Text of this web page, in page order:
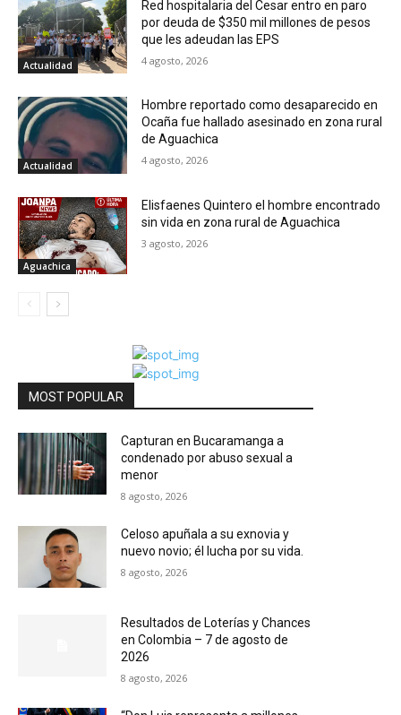
Actualidad
Red hospitalaria del Cesar entro en paro
por deuda de $350 mil millones de pesos
que les adeudan las EPS
4 agosto, 2026
Actualidad
Hombre reportado como desaparecido en
Ocaña fue hallado asesinado en zona rural
de Aguachica
4 agosto, 2026
Aguachica
Elisfaenes Quintero el hombre encontrado
sin vida en zona rural de Aguachica
3 agosto, 2026
MOST POPULAR
Capturan en Bucaramanga a
condenado por abuso sexual a
menor
8 agosto, 2026
Celoso apuñala a su exnovia y
nuevo novio; él lucha por su vida.
8 agosto, 2026
Resultados de Loterías y Chances
en Colombia – 7 de agosto de
2026
8 agosto, 2026